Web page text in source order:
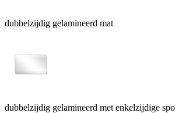
dubbelzijdig gelamineerd mat
dubbelzijdig gelamineerd met enkelzijdige